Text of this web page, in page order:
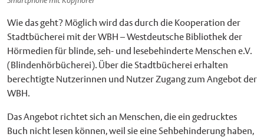
Wie das geht? Möglich wird das durch die Kooperation der
Stadtbücherei mit der WBH – Westdeutsche Bibliothek der
Hörmedien für blinde, seh- und lesebehinderte Menschen e.V.
(Blindenhörbücherei). Über die Stadtbücherei erhalten
berechtigte Nutzerinnen und Nutzer Zugang zum Angebot der
WBH.
Das Angebot richtet sich an Menschen, die ein gedrucktes
Buch nicht lesen können, weil sie eine Sehbehinderung haben,